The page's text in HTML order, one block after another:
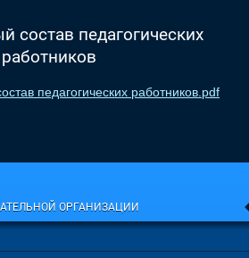
состав педагогических
работников
педагогических работников.pdf
ОРГАНИЗАЦИИ